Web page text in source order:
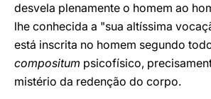
desvela plenamente o homem ao
lhe conhecida a "sua altíssima
está inscrita no homem segundo
compositum psicofísico,
mistério da redenção do corpo.